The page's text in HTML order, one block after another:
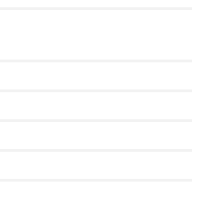
償範囲の一覧